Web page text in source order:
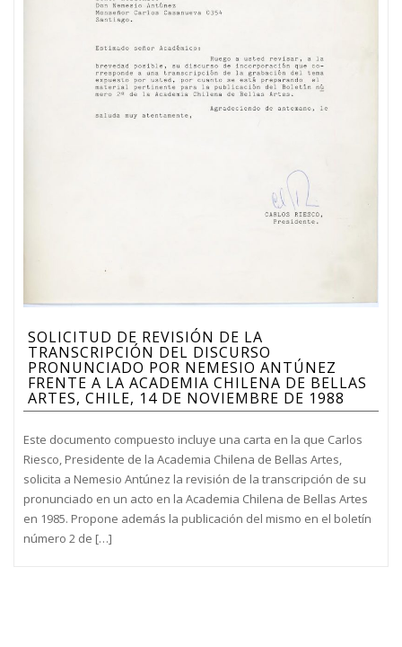
SOLICITUD DE REVISIÓN DE LA
TRANSCRIPCIÓN DEL DISCURSO
PRONUNCIADO POR NEMESIO ANTÚNEZ
FRENTE A LA ACADEMIA CHILENA DE BELLAS
ARTES, CHILE, 14 DE NOVIEMBRE DE 1988
Este documento compuesto incluye una carta en la que Carlos
Riesco, Presidente de la Academia Chilena de Bellas Artes,
solicita a Nemesio Antúnez la revisión de la transcripción de su
pronunciado en un acto en la Academia Chilena de Bellas Artes
en 1985. Propone además la publicación del mismo en el boletín
número 2 de […]